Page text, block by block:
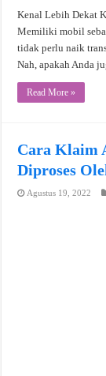
Kenal Lebih Dekat
Memiliki mobil
tidak perlu naik
Nah, apakah Anda
Read More »
Cara Klaim
Diproses
Agustus 19, 2022